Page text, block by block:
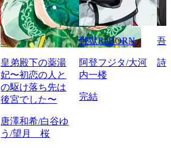
皇弟殿下の薬湯
妃〜初恋の人と
の駆け落ち先は
後宮でした〜
唐澤和希/白谷ゆ
う/望月 桜
戦獄ReBORN
阿登フジタ/大河
内一楼
完結
吾
詩